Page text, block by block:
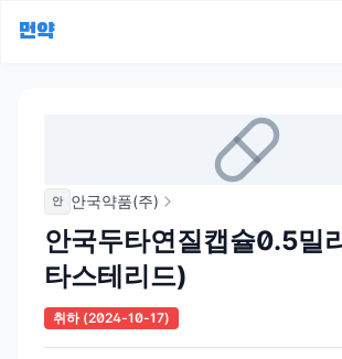
먼약
안 안국약품(주)
안국두타연질캡슐0.5밀
타스테리드)
취하(2024-10-17)